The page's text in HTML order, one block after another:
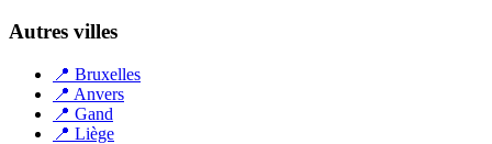
Autres villes
📍 Bruxelles
📍 Anvers
📍 Gand
📍 Liège